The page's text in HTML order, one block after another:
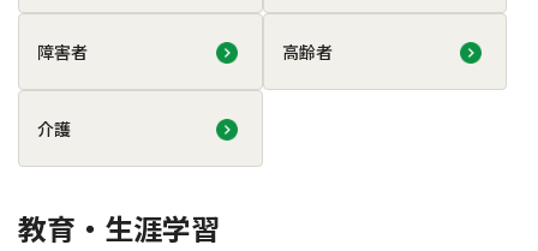
障害者 高齢者
介護
教育・生涯学習